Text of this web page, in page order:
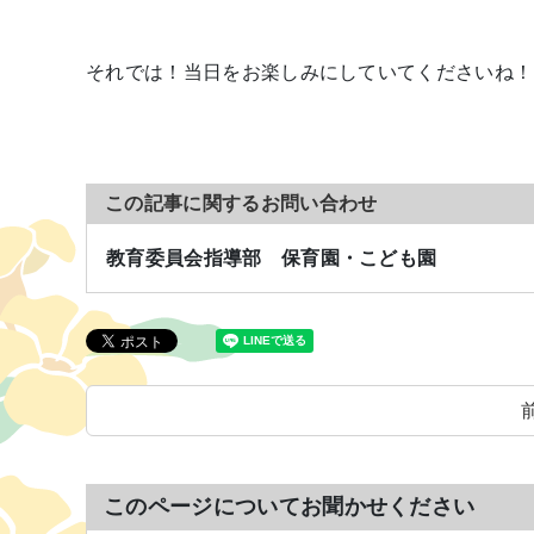
それでは！当日をお楽しみにしていてくださいね！
この記事に関するお問い合わせ
教育委員会指導部 保育園・こども園
このページについてお聞かせください